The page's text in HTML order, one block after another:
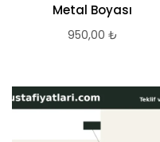
Metal Boyası
950,00 ₺